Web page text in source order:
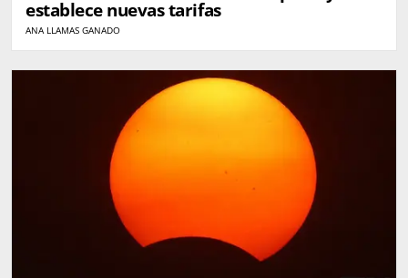
establece nuevas tarifas
ANA LLAMAS GANADO